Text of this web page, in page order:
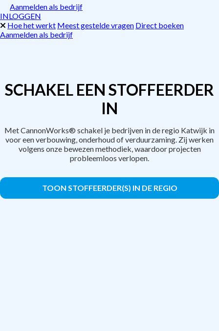
Aanmelden als bedrijf
INLOGGEN
Hoe het werkt Meest gestelde vragen Direct boeken
Aanmelden als bedrijf
SCHAKEL EEN STOFFEERDER
IN
Met CannonWorks® schakel je bedrijven in de regio Katwijk in
voor een verbouwing, onderhoud of verduurzaming. Zij werken
volgens onze bewezen methodiek, waardoor projecten
probleemloos verlopen.
TOON STOFFEERDER(S) IN DE REGIO